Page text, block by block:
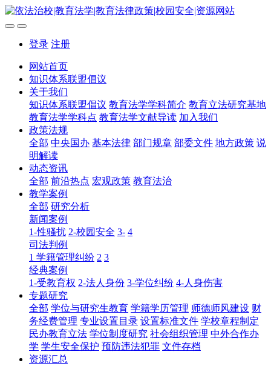
登录 注册
网站首页
知识体系联盟倡议
关于我们
知识体系联盟倡议 教育法学学科简介 教育立法研究基地
教育法学学科点 教育法学文献导读 加入我们
政策法规
全部 中央国办 基本法律 部门规章 部委文件 地方政策 说
明解读
动态资讯
全部 前沿热点 宏观政策 教育法治
教学案例
全部 研究分析
新闻案例
1-性骚扰 2-校园安全 3- 4
司法判例
1 学籍管理纠纷 2 3
经典案例
1-受教育权 2-法人身份 3-学位纠纷 4-人身伤害
专题研究
全部 学位与研究生教育 学籍学历管理 师德师风建设 财
务经费管理 专业设置目录 设置标准文件 学校章程制定
民办教育立法 学位制度研究 社会组织管理 中外合作办
学 学生安全保护 预防违法犯罪 文件存档
资源汇总